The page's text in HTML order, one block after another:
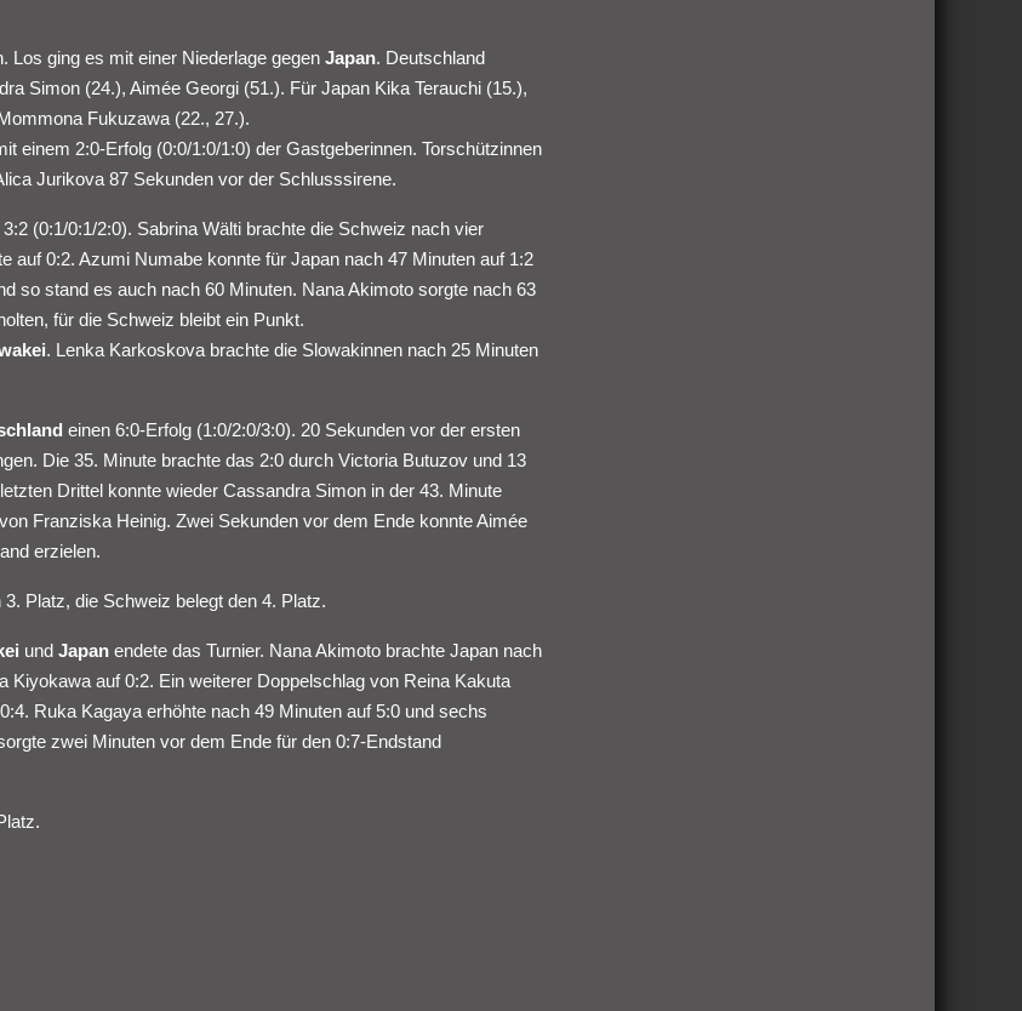
Los ging es mit einer Niederlage gegen Japan. Deutschland
Simon (24.), Aimée Georgi (51.). Für Japan Kika Terauchi (15.),
Fukuzawa (22., 27.).
einem 2:0-Erfolg (0:0/1:0/1:0) der Gastgeberinnen. Torschützinnen
Jurikova 87 Sekunden vor der Schlusssirene.
(0:1/0:1/2:0). Sabrina Wälti brachte die Schweiz nach vier
auf 0:2. Azumi Numabe konnte für Japan nach 47 Minuten auf 1:2
so stand es auch nach 60 Minuten. Nana Akimoto sorgte nach 63
für die Schweiz bleibt ein Punkt.
. Lenka Karkoskova brachte die Slowakinnen nach 25 Minuten
einen 6:0-Erfolg (1:0/2:0/3:0). 20 Sekunden vor der ersten
Die 35. Minute brachte das 2:0 durch Victoria Butuzov und 13
Drittel konnte wieder Cassandra Simon in der 43. Minute
Franziska Heinig. Zwei Sekunden vor dem Ende konnte Aimée
erzielen.
Platz, die Schweiz belegt den 4. Platz.
und Japan endete das Turnier. Nana Akimoto brachte Japan nach
auf 0:2. Ein weiterer Doppelschlag von Reina Kakuta
Ruka Kagaya erhöhte nach 49 Minuten auf 5:0 und sechs
zwei Minuten vor dem Ende für den 0:7-Endstand